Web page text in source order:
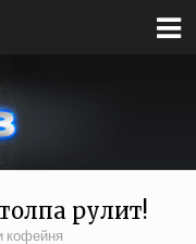
рулит!
кофейня